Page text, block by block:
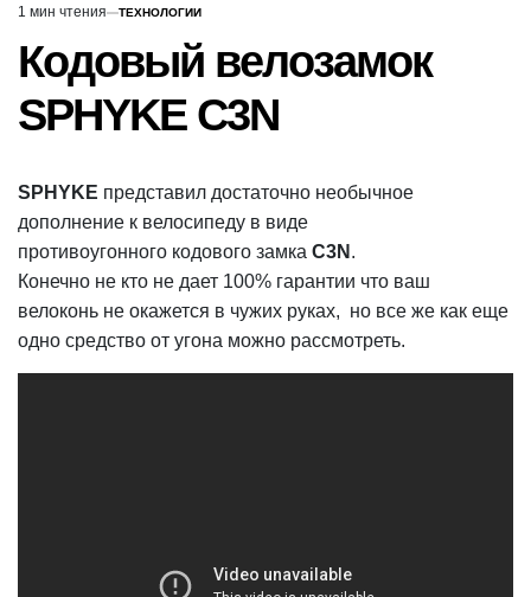
Расчётное
время
чтения
1 мин чтения
ОПУБЛИКОВАНО
ТЕХНОЛОГИИ
Кодовый велозамок
SPHYKE C3N
SPHYKE представил достаточно необычное
дополнение к велосипеду в виде
противоугонного кодового замка C3N .
Конечно не кто не дает 100% гарантии что ваш
велоконь не окажется в чужих руках, но все же как еще
одно средство от угона можно рассмотреть.